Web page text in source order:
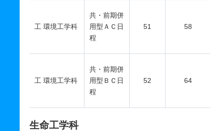
工 環境工学科
共・前期併
用型ＡＣ日
程
51 58
工 環境工学科
共・前期併
用型ＢＣ日
程
52 64
生命工学科